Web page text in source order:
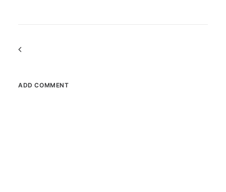
Commenter
navigation
ADD COMMENT